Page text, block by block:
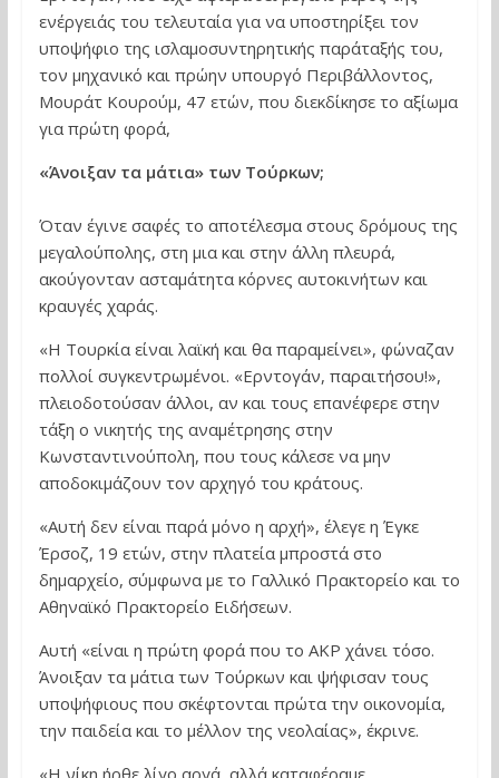
ενέργειάς του τελευταία για να υποστηρίξει τον
υποψήφιο της ισλαμοσυντηρητικής παράταξής του,
τον μηχανικό και πρώην υπουργό Περιβάλλοντος,
Μουράτ Κουρούμ, 47 ετών, που διεκδίκησε το αξίωμα
για πρώτη φορά,
«Άνοιξαν τα μάτια» των Τούρκων;
Όταν έγινε σαφές το αποτέλεσμα στους δρόμους της
μεγαλούπολης, στη μια και στην άλλη πλευρά,
ακούγονταν ασταμάτητα κόρνες αυτοκινήτων και
κραυγές χαράς.
«Η Τουρκία είναι λαϊκή και θα παραμείνει», φώναζαν
πολλοί συγκεντρωμένοι. «Ερντογάν, παραιτήσου!»,
πλειοδοτούσαν άλλοι, αν και τους επανέφερε στην
τάξη ο νικητής της αναμέτρησης στην
Κωνσταντινούπολη, που τους κάλεσε να μην
αποδοκιμάζουν τον αρχηγό του κράτους.
«Αυτή δεν είναι παρά μόνο η αρχή», έλεγε η Έγκε
Έρσοζ, 19 ετών, στην πλατεία μπροστά στο
δημαρχείο, σύμφωνα με το Γαλλικό Πρακτορείο και το
Αθηναϊκό Πρακτορείο Ειδήσεων.
Αυτή «είναι η πρώτη φορά που το AKP χάνει τόσο.
Άνοιξαν τα μάτια των Τούρκων και ψήφισαν τους
υποψήφιους που σκέφτονται πρώτα την οικονομία,
την παιδεία και το μέλλον της νεολαίας», έκρινε.